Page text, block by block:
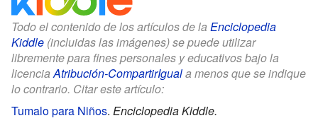
Todo el contenido de los artículos de la Enciclopedia
Kiddle (incluidas las imágenes) se puede utilizar
libremente para fines personales y educativos bajo la
licenciaAtribución-CompartirIguala menos que se indique
lo contrario. Citar este artículo:
Tumalo para Niños. Enciclopedia Kiddle.